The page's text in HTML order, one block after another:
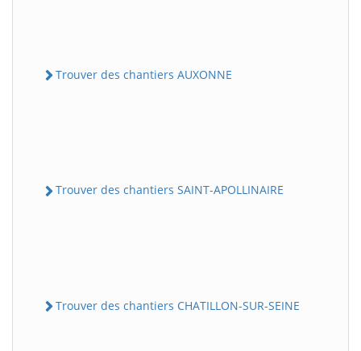
Trouver des chantiers AUXONNE
Trouver des chantiers SAINT-APOLLINAIRE
Trouver des chantiers CHATILLON-SUR-SEINE